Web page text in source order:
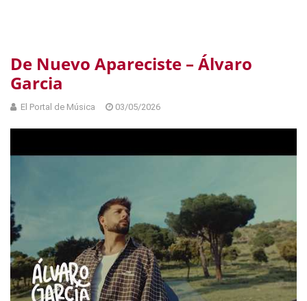
De Nuevo Apareciste – Álvaro
Garcia
El Portal de Música 03/05/2026